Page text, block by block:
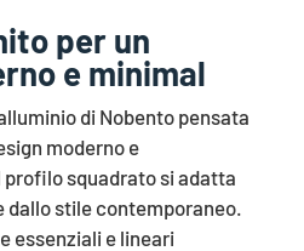
per un
e minimal
di Nobento pensata
moderno e
squadrato si adatta
stile contemporaneo.
essenziali e lineari